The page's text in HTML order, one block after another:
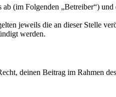
(im Folgenden „Betreiber“)
jeweils die an dieser Stelle
werden.
deinen Beitrag im Rahmen